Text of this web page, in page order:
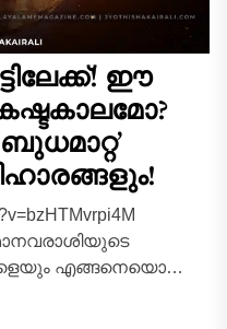
ഈ
എങ്ങനെയൊക്കെ
ഒരുപോലെ ചർച്ച